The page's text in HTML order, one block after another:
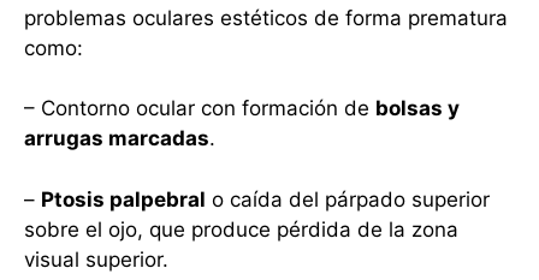
problemas oculares estéticos de forma prematura
como:
– Contorno ocular con formación de bolsas y
arrugas marcadas.
– Ptosis palpebral o caída del párpado superior
sobre el ojo, que produce pérdida de la zona
visual superior.